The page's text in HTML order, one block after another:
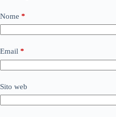
Nome *
Email *
Sito web